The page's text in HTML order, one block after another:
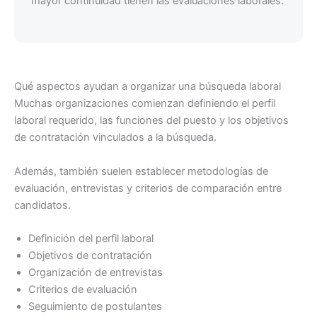
Qué aspectos ayudan a organizar una búsqueda laboral
Muchas organizaciones comienzan definiendo el perfil
laboral requerido, las funciones del puesto y los objetivos
de contratación vinculados a la búsqueda.
Además, también suelen establecer metodologías de
evaluación, entrevistas y criterios de comparación entre
candidatos.
Definición del perfil laboral
Objetivos de contratación
Organización de entrevistas
Criterios de evaluación
Seguimiento de postulantes